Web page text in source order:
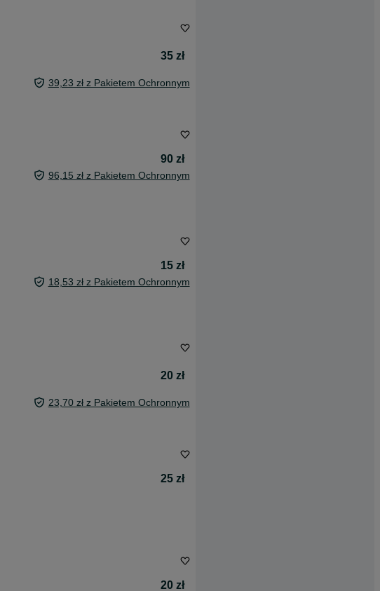
35 zł
39,23 zł z Pakietem Ochronnym
90 zł
96,15 zł z Pakietem Ochronnym
15 zł
18,53 zł z Pakietem Ochronnym
20 zł
23,70 zł z Pakietem Ochronnym
25 zł
20 zł